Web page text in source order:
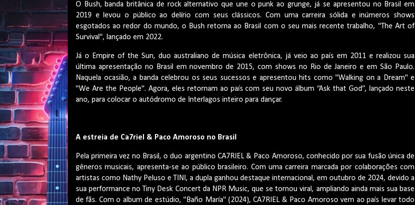
O Bush, banda britânica de rock alternativo que une o punk ao grunge, já se apresentou no Brasil em
2019 e levou o público ao delírio com seus clássicos. Com uma carreira sólida e inúmeros shows
esgotados ao redor do mundo, o Bush retorna ao Brasil com o seu mais recente trabalho, "The Art of
Survival", lançado em 2022.
Já o Empire of the Sun, duo australiano de música eletrônica, já veio ao país em 2011 e realizou sua
última apresentação no Brasil em novembro de 2015, com shows no Rio de Janeiro e em São Paulo.
Naquela ocasião, a banda celebrou os seus sucessos e apresentou hits como "Walking on a Dream" e
"We Are the People". Agora, eles retornam ao país com seu novo álbum “Ask that God”, lançado neste
ano, para colocar o autódromo de Interlagos inteiro para dançar.
A estreia de Ca7riel & Paco Amoroso no Brasil
Pela primeira vez no Brasil, o duo argentino CA7RIEL & Paco Amoroso, conhecido por sua fusão única de
gêneros musicais, apresenta-se ao público brasileiro. Com uma carreira marcada por colaborações com
artistas como Nathy Peluso e TINI, a dupla ganhou destaque internacional, em outubro de 2024, devido a
sua performance no Tiny Desk Concert da NPR Music, que se tornou viral, ampliando ainda mais sua base
de fãs. Com o album de estúdio, "Baño María" (2024), CA7RIEL & Paco Amoroso vem ao país levar todo